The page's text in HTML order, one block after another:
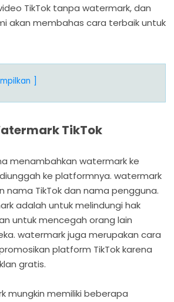
TikTok tanpa watermark, dan
akan membahas cara terbaik untuk
TikTok
menambahkan watermark ke
ke platformnya. watermark
nama TikTok dan nama pengguna.
adalah untuk melindungi hak
untuk mencegah orang lain
watermark juga merupakan cara
platform TikTok karena
gratis.
mungkin memiliki beberapa